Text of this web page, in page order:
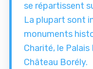
se répartissent
La plupart sont
monuments
Charité, le
Château Borély.